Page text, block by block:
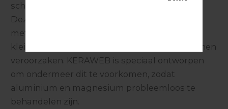
schuurmateriaal behandeld kunnen worden.
Deze bevatten in veel gevallen conflicterende
metalen, waardoor tijdens het schuurproces
kleine deeltjes achter blijven die corrosie kunnen
veroorzaken. KERAWEB is speciaal ontworpen
om ondermeer dit te voorkomen, zodat
aluminium en magnesium probleemloos te
behandelen zijn.